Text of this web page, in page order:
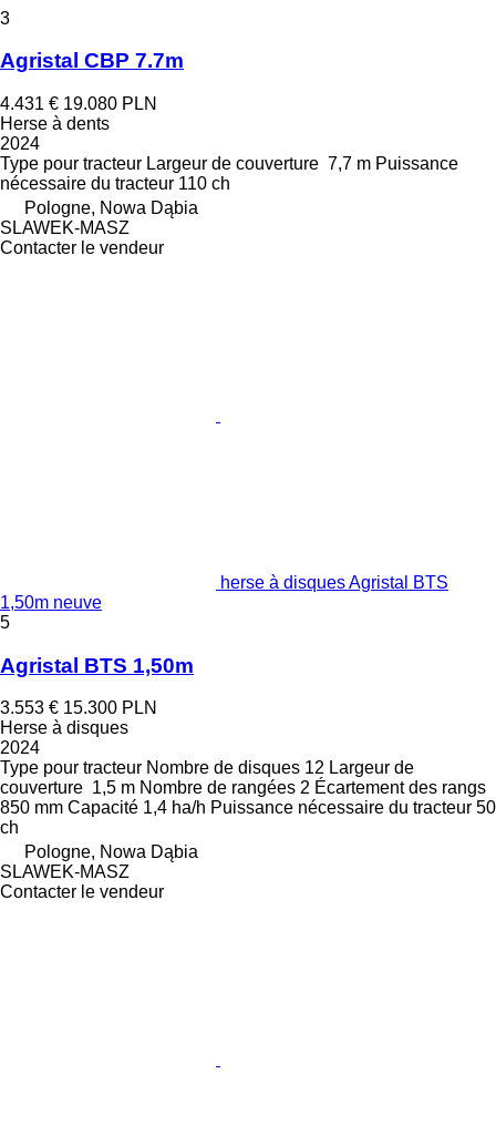
3
Agristal CBP 7.7m
4.431 € 19.080 PLN
Herse à dents
2024
Type pour tracteur Largeur de couverture 7,7 m Puissance
nécessaire du tracteur 110 ch
Pologne, Nowa Dąbia
SLAWEK-MASZ
Contacter le vendeur
herse à disques Agristal BTS
1,50m neuve
5
Agristal BTS 1,50m
3.553 € 15.300 PLN
Herse à disques
2024
Type pour tracteur Nombre de disques 12 Largeur de
couverture 1,5 m Nombre de rangées 2 Écartement des rangs
850 mm Capacité 1,4 ha/h Puissance nécessaire du tracteur 50
ch
Pologne, Nowa Dąbia
SLAWEK-MASZ
Contacter le vendeur